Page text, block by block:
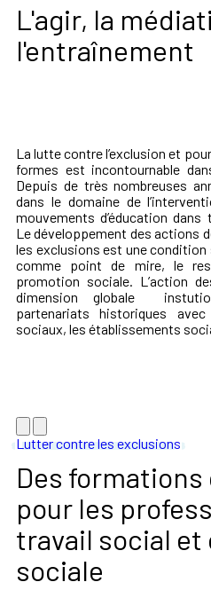
L'agir, la
l'entraînement
La lutte contre l’exclusion et
formes est incontournable
Depuis de très nombreuses
dans le domaine de
mouvements d’éducation
Le développement des actions
les exclusions est une condition
comme point de mire, le
promotion sociale. L’action
dimension globale
partenariats historiques
sociaux, les établissements
Lutter contre les exclusions
Des
pour les
travail social et
sociale